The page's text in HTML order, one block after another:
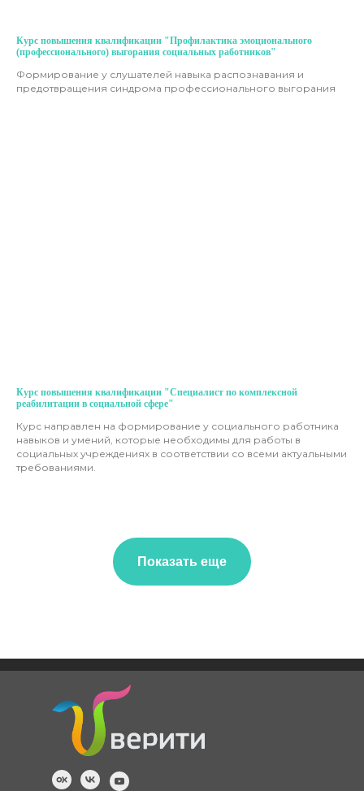
Курс повышения квалификации "Профилактика эмоционального
(профессионального) выгорания социальных работников"
Формирование у слушателей навыка распознавания и
предотвращения синдрома профессионального выгорания
Курс повышения квалификации "Специалист по комплексной
реабилитации в социальной сфере"
Курс направлен на формирование у социального работника
навыков и умений, которые необходимы для работы в
социальных учреждениях в соответствии со всеми актуальными
требованиями.
Показать еще